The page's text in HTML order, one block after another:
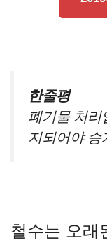
한줄평
폐기물 처리
지되어야 승
철수는 오래